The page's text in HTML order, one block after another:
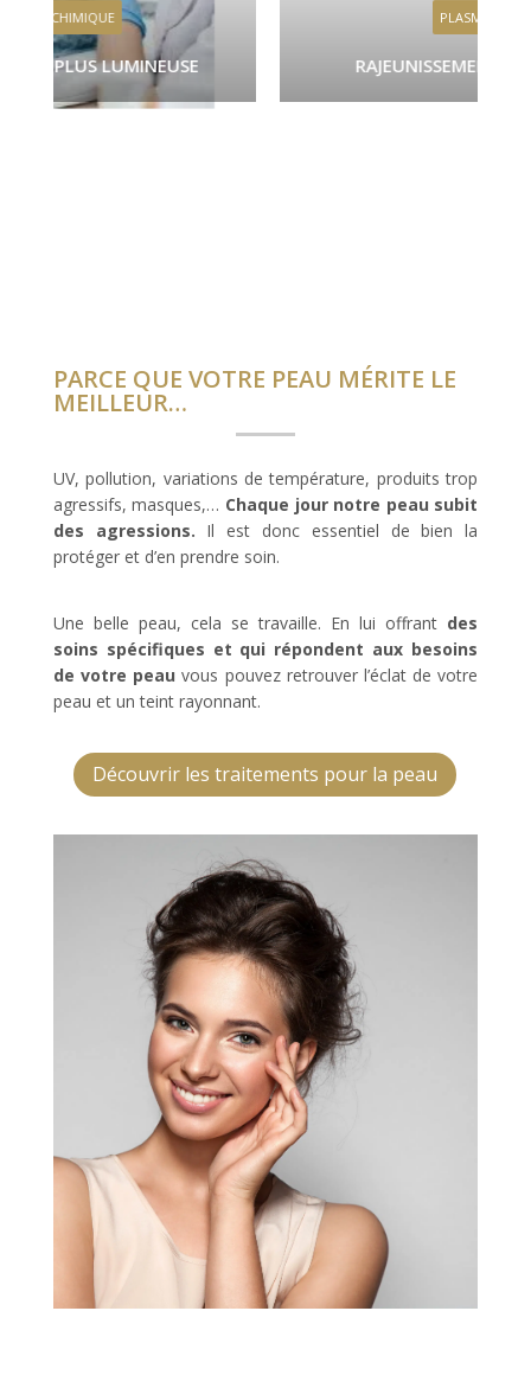
RAJEUNISSEMENT DU REGARD
PARCE QUE VOTRE PEAU MÉRITE LE
MEILLEUR…
UV, pollution, variations de température, produits trop
agressifs, masques,… Chaque jour notre peau subit
des agressions. Il est donc essentiel de bien la
protéger et d’en prendre soin.
Une belle peau, cela se travaille. En lui offrant des
soins spécifiques et qui répondent aux besoins
de votre peau vous pouvez retrouver l’éclat de votre
peau et un teint rayonnant.
Découvrir les traitements pour la peau